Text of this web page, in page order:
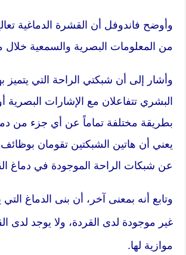
وأوضح فاندوفل أن القشرة الدماغية
من المعلومات البصرية والسمعية خلال
وأشار إلى أن شبكتي الراحة التي يتميز
البشري تتفاعلان مع الإشارات البصرية
بطريقة مختلفة تماماً عن أي جزء من
يعني أن هاتين الشبكتين تقومان بوظائف
عن شبكات الراحة الموجودة في دماغ
وتابع أنه بمعنى آخر، أن بنى الدماغ التي
غير موجودة لدى القردة، ولا يوجد لدى
موازية لها.